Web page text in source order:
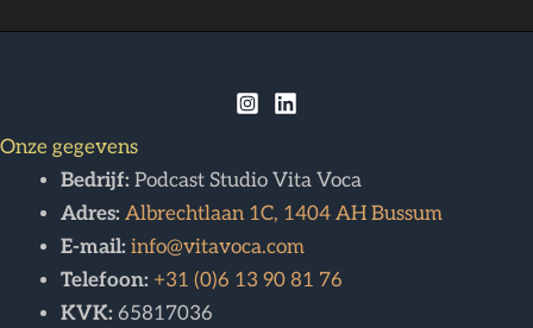
Onze gegevens
Bedrijf: Podcast Studio Vita Voca
Adres: Albrechtlaan 1C, 1404 AH Bussum
E-mail: info@vitavoca.com
Telefoon: +31 (0)6 13 90 81 76
KVK: 65817036